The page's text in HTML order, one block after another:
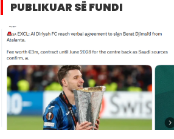
PUBLIKUAR SË FUNDI